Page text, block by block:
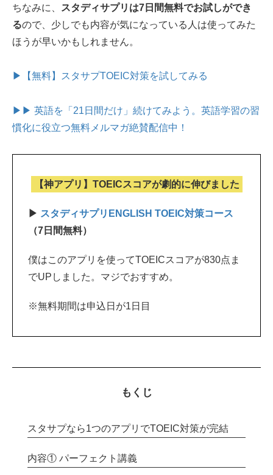
ちなみに、
スタディサプリは7日間無料でお試しができ
るので、少しでも内容が気になっている人は使ってみた
ほうが早いかもしれません。
▶【無料】スタサプTOEIC対策を試してみる
▶▶ 英語を「21日間だけ」続けてみよう。 英語学習の習
慣化に役立つ無料メルマガ絶賛配信中！
【神アプリ】TOEICスコアが劇的に伸びました
▶ スタディサプリENGLISH TOEIC対策コース
（7日間無料）
僕はこのアプリを使ってTOEICスコアが830点ま
でUPしました。マジでおすすめ。
※無料期間は申込日が1日目
もくじ
スタサプなら1つのアプリでTOEIC対策が完結
内容① パーフェクト講義